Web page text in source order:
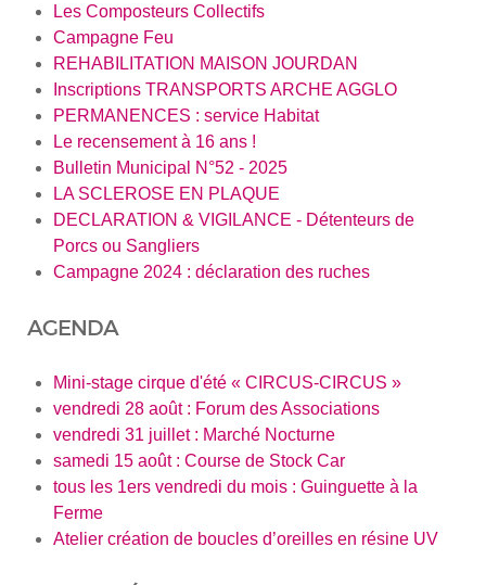
Les Composteurs Collectifs
Campagne Feu
REHABILITATION MAISON JOURDAN
Inscriptions TRANSPORTS ARCHE AGGLO
PERMANENCES : service Habitat
Le recensement à 16 ans !
Bulletin Municipal N°52 - 2025
LA SCLEROSE EN PLAQUE
DECLARATION & VIGILANCE - Détenteurs de
Porcs ou Sangliers
Campagne 2024 : déclaration des ruches
AGENDA
Mini-stage cirque d'été « CIRCUS-CIRCUS »
vendredi 28 août : Forum des Associations
vendredi 31 juillet : Marché Nocturne
samedi 15 août : Course de Stock Car
tous les 1ers vendredi du mois : Guinguette à la
Ferme
Atelier création de boucles d’oreilles en résine UV